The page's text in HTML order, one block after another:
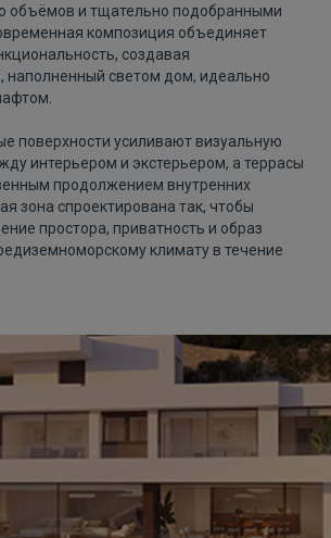
объёмов и тщательно подобранными
композиция объединяет
создавая
наполненный светом дом, идеально
поверхности усиливают визуальную
интерьером и экстерьером, а террасы
продолжением внутренних
зона спроектирована так, чтобы
простора, приватность и образ
климату в течение